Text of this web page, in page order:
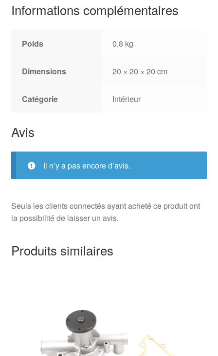
Informations complémentaires
Poids 0,8 kg
Dimensions 20 × 20 × 20 cm
Catégorie Intérieur
Avis
Il n’y a pas encore d’avis.
Seuls les clients connectés ayant acheté ce produit ont
la possibilité de laisser un avis.
Produits similaires